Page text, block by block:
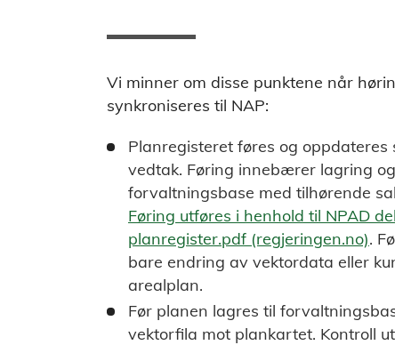
Vi minner om disse punktene når
synkroniseres til NAP:
Planregisteret føres og
vedtak. Føring innebærer lagring
forvaltningsbase med tilhørende
Føring utføres i henhold til NPAD
planregister.pdf (regjeringen.no).
bare endring av vektordata eller
arealplan.
Før planen lagres til
vektorfila mot plankartet. Kontroll